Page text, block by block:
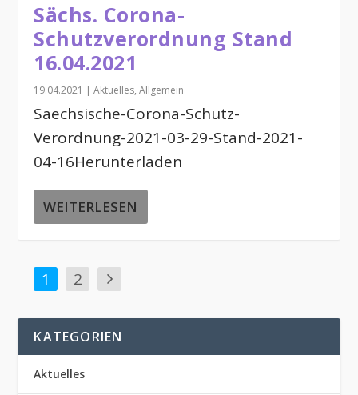
Sächs. Corona-
Schutzverordnung Stand
16.04.2021
19.04.2021 |Aktuelles,Allgemein
Saechsische-Corona-Schutz-
Verordnung-2021-03-29-Stand-2021-
04-16Herunterladen
WEITERLESEN
1 2
KATEGORIEN
Aktuelles